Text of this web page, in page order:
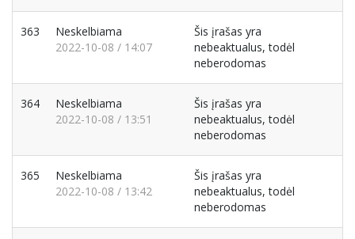
363
Neskelbiama
2022-10-08 / 14:07
Šis įrašas yra
nebeaktualus, todėl
neberodomas
364
Neskelbiama
2022-10-08 / 13:51
Šis įrašas yra
nebeaktualus, todėl
neberodomas
365
Neskelbiama
2022-10-08 / 13:42
Šis įrašas yra
nebeaktualus, todėl
neberodomas